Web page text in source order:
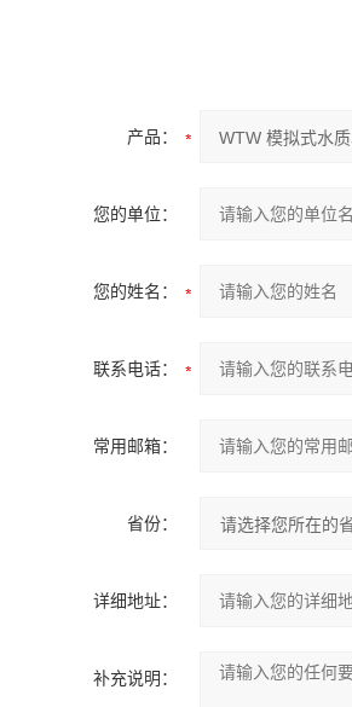
产品：
您的单位：
您的姓名：
联系电话：
常用邮箱：
省份：
详细地址：
补充说明：